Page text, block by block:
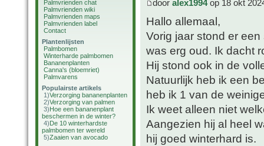
Palmvrienden chat
Palmvrienden wiki
Palmvrienden maps
Palmvrienden label
Contact
Plantenlijsten
Palmbomen
Winterharde palmbomen
Bananenplanten
Canna's (bloemriet)
Palmvarens
Populairste artikels
1)Verzorging bananenplanten
2)Verzorging van palmen
3)Hoe een bananenplant
beschermen in de winter?
4)De 10 winterhardste
palmbomen ter wereld
5)Zaaien van avocado
door alex1994op 18 okt
Hallo allemaal,
Vorig jaar stond er
was erg oud. Ik dacht
Hij stond ook in de
Natuurlijk heb ik een
heb ik 1 van de
Ik weet alleen niet
Aangezien hij al heel
hij goed winterhard is.